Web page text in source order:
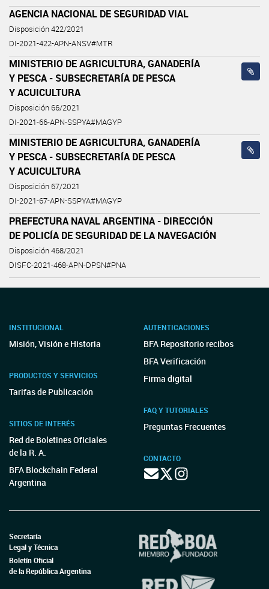
AGENCIA NACIONAL DE SEGURIDAD VIAL
Disposición 422/2021
DI-2021-422-APN-ANSV#MTR
MINISTERIO DE AGRICULTURA, GANADERÍA
Y PESCA - SUBSECRETARÍA DE PESCA
Y ACUICULTURA
Disposición 66/2021
DI-2021-66-APN-SSPYA#MAGYP
MINISTERIO DE AGRICULTURA, GANADERÍA
Y PESCA - SUBSECRETARÍA DE PESCA
Y ACUICULTURA
Disposición 67/2021
DI-2021-67-APN-SSPYA#MAGYP
PREFECTURA NAVAL ARGENTINA - DIRECCIÓN
DE POLICÍA DE SEGURIDAD DE LA NAVEGACIÓN
Disposición 468/2021
DISFC-2021-468-APN-DPSN#PNA
INSTITUCIONAL
Misión, Visión e Historia
PRODUCTOS Y SERVICIOS
Tarifas de Publicación
SITIOS DE INTERÉS
Red de Boletines Oficiales
de la R. A.
BFA Blockchain Federal
Argentina
AUTENTICACIONES
BFA Repositorio recibos
BFA Verificación
Firma digital
FAQ Y TUTORIALES
Preguntas Frecuentes
CONTACTO
Secretaría
Legal y Técnica
Boletín Oficial
de la República Argentina